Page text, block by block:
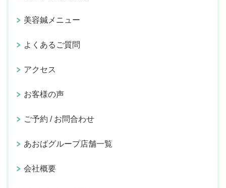
美容鍼メニュー
よくあるご質問
アクセス
お客様の声
ご予約 / お問合わせ
あおばグループ店舗一覧
会社概要